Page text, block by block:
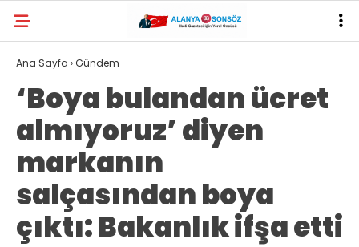
28.1°
Ana Sayfa ›Gündem
‘Boya bulandan ücret
almıyoruz’ diyen
markanın
salçasından boya
çıktı: Bakanlık ifşa etti